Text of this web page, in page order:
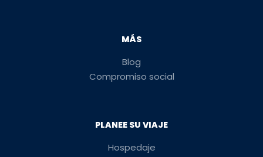
MÁS
Blog
Compromiso social
PLANEE SU VIAJE
Hospedaje